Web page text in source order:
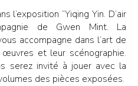
l’exposition “Yiqing Yin. D’air
de Gwen Mint. La
accompagne dans l’art de
et leur scénographie.
serez invité à jouer avec la
des pièces exposées.